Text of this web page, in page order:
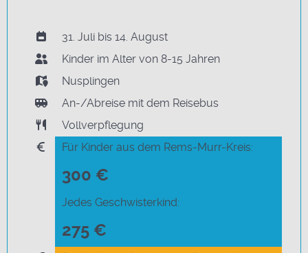
31. Juli bis 14. August
Kinder im Alter von 8-15 Jahren
Nusplingen
An-/Abreise mit dem Reisebus
Vollverpflegung
Für Kinder aus dem Rems-Murr-Kreis:
300 €
Jedes Geschwisterkind:
275 €